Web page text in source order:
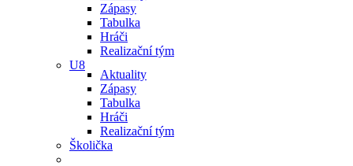
Zápasy
Tabulka
Hráči
Realizační tým
U8
Aktuality
Zápasy
Tabulka
Hráči
Realizační tým
Školička